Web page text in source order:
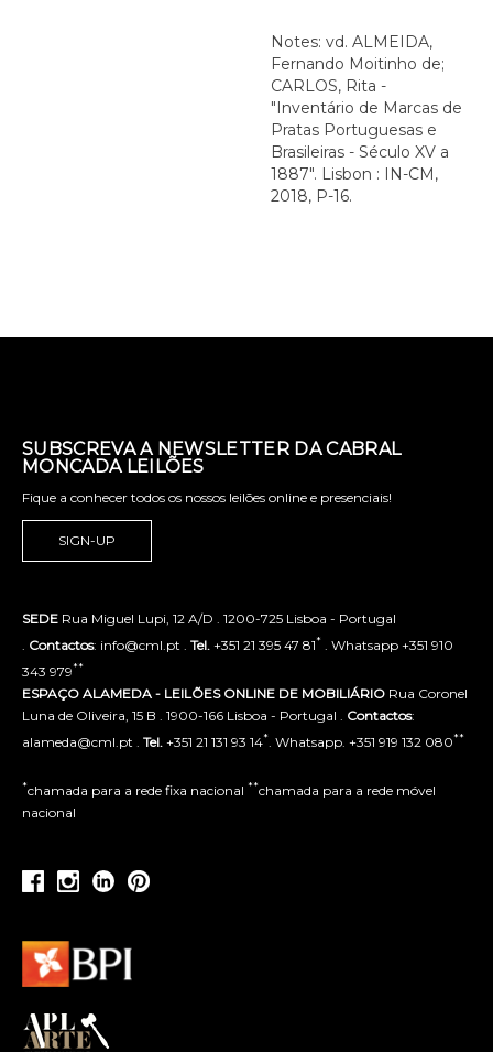
Notes: vd. ALMEIDA,
Fernando Moitinho de;
CARLOS, Rita -
"Inventário de Marcas de
Pratas Portuguesas e
Brasileiras - Século XV a
1887". Lisbon : IN-CM,
2018, P-16.
SUBSCREVA A NEWSLETTER DA CABRAL
MONCADA LEILÕES
Fique a conhecer todos os nossos leilões online e presenciais!
SIGN-UP
SEDE Rua Miguel Lupi, 12 A/D . 1200-725 Lisboa - Portugal
Contactos: info@cml.pt . Tel. +351 21 395 47 81* . Whatsapp +351 910
343 979**
ESPAÇO ALAMEDA - LEILÕES ONLINE DE MOBILIÁRIO Rua Coronel
Luna de Oliveira, 15 B . 1900-166 Lisboa - Portugal . Contactos:
alameda@cml.pt . Tel. +351 21 131 93 14* . Whatsapp. +351 919 132 080**
*chamada para a rede fixa nacional **chamada para a rede móvel
nacional